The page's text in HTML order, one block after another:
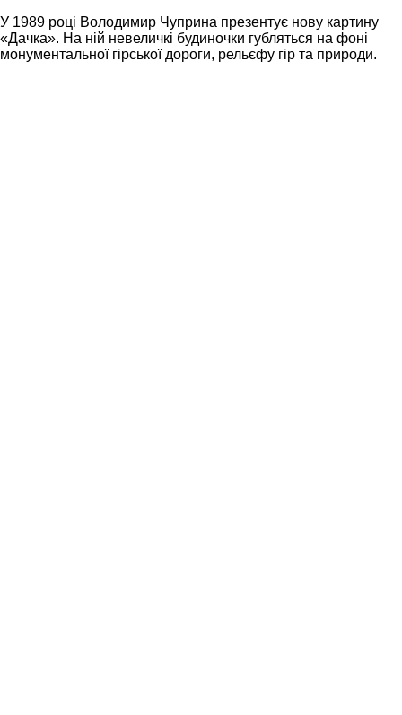
У 1989 році Володимир Чуприна презентує нову картину
«Дачка». На ній невеличкі будиночки губляться на фоні
монументальної гірської дороги, рельєфу гір та природи.